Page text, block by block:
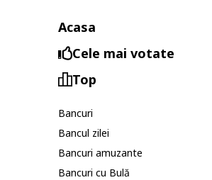
Acasa
Cele mai votate
Top
Bancuri
Bancul zilei
Bancuri amuzante
Bancuri cu Bulă